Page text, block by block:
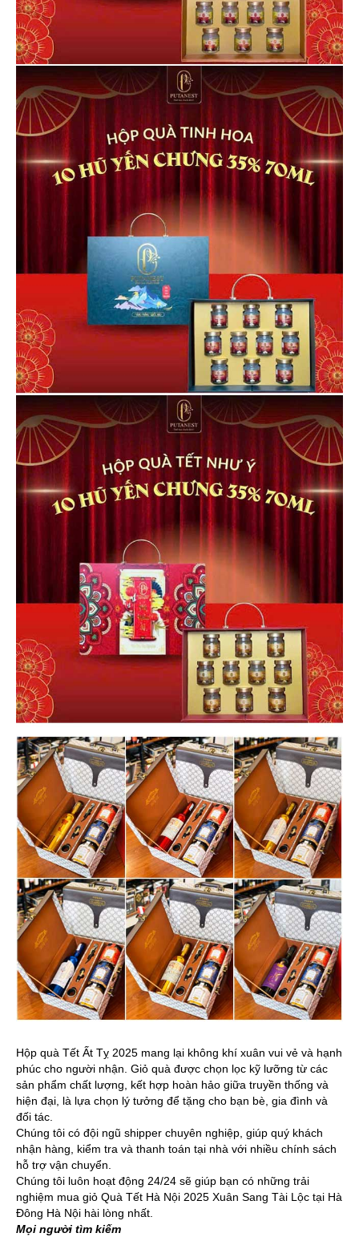
Hộp quà Tết Ất Tỵ 2025 mang lại không khí xuân vui vẻ và hạnh
phúc cho người nhận. Giỏ quà được chọn lọc kỹ lưỡng từ các
sản phẩm chất lượng, kết hợp hoàn hảo giữa truyền thống và
hiện đại, là lựa chọn lý tưởng để tặng cho bạn bè, gia đình và
đối tác.
Chúng tôi có đội ngũ shipper chuyên nghiệp, giúp quý khách
nhận hàng, kiểm tra và thanh toán tại nhà với nhiều chính sách
hỗ trợ vận chuyển.
Chúng tôi luôn hoạt động 24/24 sẽ giúp bạn có những trải
nghiệm mua giỏ Quà Tết Hà Nội 2025 Xuân Sang Tài Lộc tại Hà
Đông Hà Nội hài lòng nhất.
Mọi người tìm kiếm